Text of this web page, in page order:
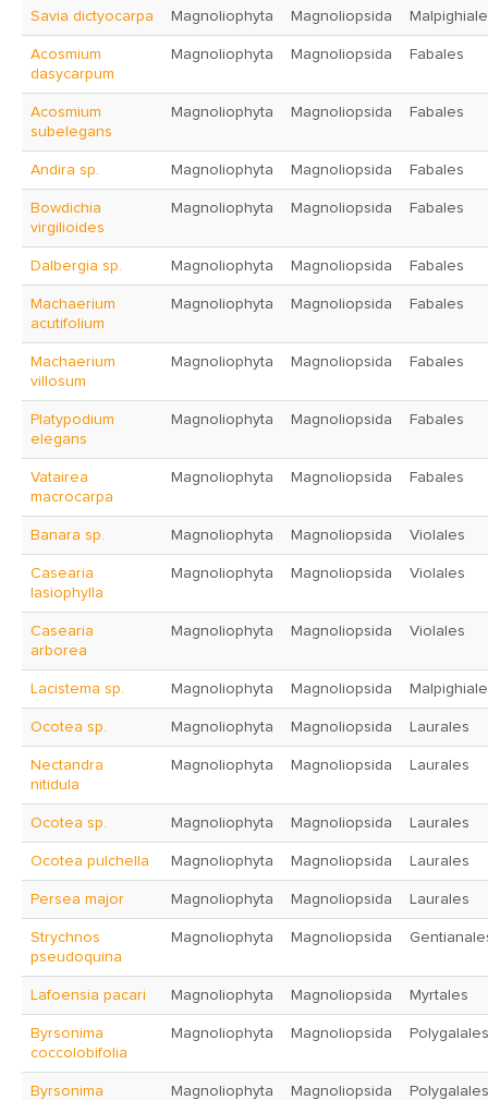
Savia dictyocarpa Magnoliophyta Magnoliopsida
Acosmium
dasycarpum
Magnoliophyta Magnoliopsida Fabales
Acosmium
subelegans
Magnoliophyta Magnoliopsida Fabales
Andira sp. Magnoliophyta Magnoliopsida Fabales
Bowdichia
virgilioides
Magnoliophyta Magnoliopsida Fabales
Dalbergia sp. Magnoliophyta Magnoliopsida Fabales
Machaerium
acutifolium
Magnoliophyta Magnoliopsida Fabales
Machaerium
villosum
Magnoliophyta Magnoliopsida Fabales
Platypodium
elegans
Magnoliophyta Magnoliopsida Fabales
Vatairea
macrocarpa
Magnoliophyta Magnoliopsida Fabales
Banara sp. Magnoliophyta Magnoliopsida Violales
Casearia
lasiophylla
Magnoliophyta Magnoliopsida Violales
Casearia
arborea
Magnoliophyta Magnoliopsida Violales
Lacistema sp. Magnoliophyta Magnoliopsida
Ocotea sp. Magnoliophyta Magnoliopsida Laurales
Nectandra
nitidula
Magnoliophyta Magnoliopsida Laurales
Ocotea sp. Magnoliophyta Magnoliopsida Laurales
Ocotea pulchella Magnoliophyta Magnoliopsida Laurales
Persea major Magnoliophyta Magnoliopsida Laurales
Strychnos
pseudoquina
Magnoliophyta Magnoliopsida
Lafoensia pacari Magnoliophyta Magnoliopsida Myrtales
Byrsonima
coccolobifolia
Magnoliophyta Magnoliopsida Polygalales
Byrsonima
Magnoliophyta Magnoliopsida Polygalales